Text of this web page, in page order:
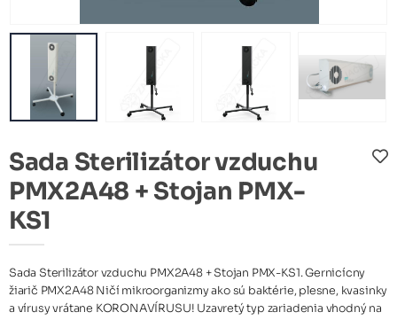
Sada Sterilizátor vzduchu
PMX2A48 + Stojan PMX-
KS1
Sada Sterilizátor vzduchu PMX2A48 + Stojan PMX-KS1. Gernicícny
žiarič PMX2A48 Ničí mikroorganizmy ako sú baktérie, plesne, kvasinky
a vírusy vrátane KORONAVÍRUSU! Uzavretý typ zariadenia vhodný na